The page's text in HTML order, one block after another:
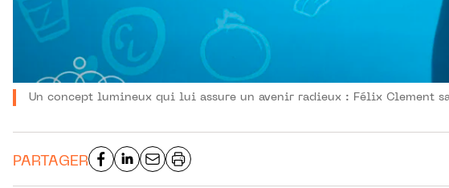
Un concept lumineux qui lui assure un avenir radieux : Félix Clement
PARTAGER